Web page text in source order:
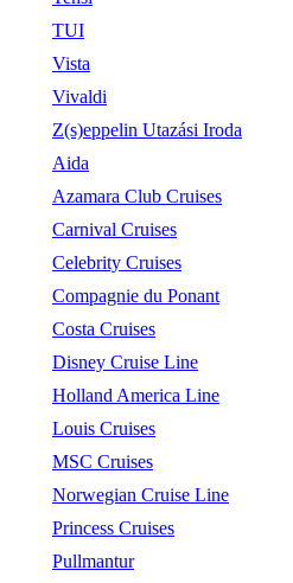
TUI
Vista
Vivaldi
Z(s)eppelin Utazási Iroda
Aida
Azamara Club Cruises
Carnival Cruises
Celebrity Cruises
Compagnie du Ponant
Costa Cruises
Disney Cruise Line
Holland America Line
Louis Cruises
MSC Cruises
Norwegian Cruise Line
Princess Cruises
Pullmantur